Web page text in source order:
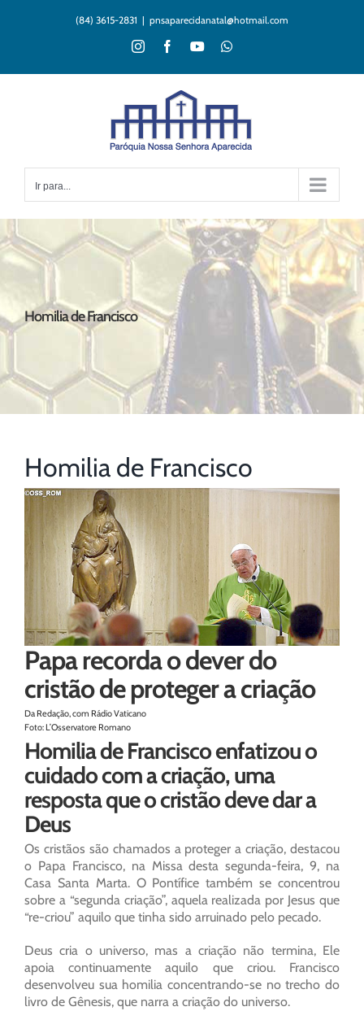
(84) 3615-2831 | pnsaparecidanatal@hotmail.com
InstagramFacebookYouTubeWhatsApp
Ir para...
Homilia de Francisco
Homilia de Francisco
Papa recorda o dever do
cristão de proteger a criação
Da Redação, com Rádio Vaticano
Foto: L’Osservatore Romano
Homilia de Francisco enfatizou o
cuidado com a criação, uma
resposta que o cristão deve dar a
Deus
Os cristãos são chamados a proteger a criação, destacou
o Papa Francisco, na Missa desta segunda-feira, 9, na
Casa Santa Marta. O Pontífice também se concentrou
sobre a “segunda criação”, aquela realizada por Jesus que
“re-criou” aquilo que tinha sido arruinado pelo pecado.
Deus cria o universo, mas a criação não termina, Ele
apoia continuamente aquilo que criou. Francisco
desenvolveu sua homilia concentrando-se no trecho do
livro de Gênesis, que narra a criação do universo.